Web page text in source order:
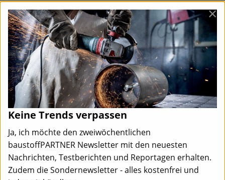
Keine Trends verpassen
Ja, ich möchte den zweiwöchentlichen
baustoffPARTNER Newsletter mit den neuesten
Nachrichten, Testberichten und Reportagen erhalten.
Zudem die Sondernewsletter - alles kostenfrei und
×